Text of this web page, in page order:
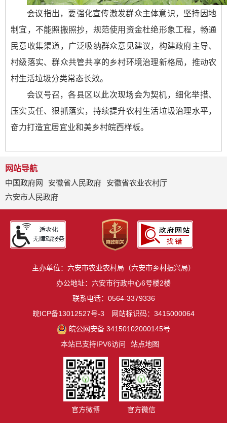
会议指出，要强化宣传激发群众主体意识，坚持因地
制宜，不能照搬照抄，规范使用资金杜绝形象工程，畅通
民意收集渠道，广泛吸纳群众意见建议，构建政府主导、
村级落实、群众共管共享的乡村环境治理新格局，推动农
村生活垃圾分类常态长效。
会议号召，各县区以此次现场会为契机，细化举措、
压实责任、狠抓落实，持续提升农村生活垃圾治理水平，
奋力打造宜居宜业和美乡村皖西样板。
网站导航
中国政府网
安徽省人民政府
安徽省农业农村厅
六安市人民政府
主办单位：六安市农业农村局（六安市乡村振兴局）
办公地址：六安市行政中心6号楼2楼
联系电话：0564-3379336
皖ICP备13012527号-3
网站标识码：3415000064
皖公网安备 34150102000145号
本站已支持IPV6访问
站点地图
官方微博 官方微信